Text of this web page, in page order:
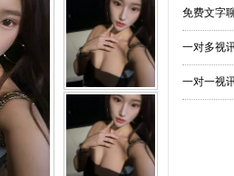
免费文字
一对多视
一对一视